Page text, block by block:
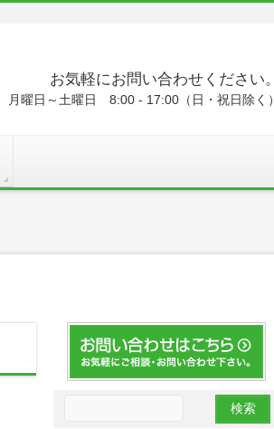
お気軽にお問い合わせください。
月曜日～土曜日 8:00 - 17:00（日・祝日除く）